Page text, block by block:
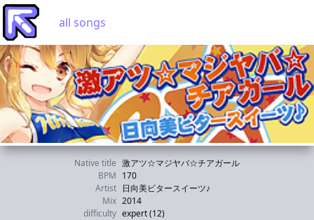
all songs
Native title 激アツ☆マジヤバ☆チアガール
BPM 170
Artist 日向美ビタースイーツ♪
Mix 2014
difficulty expert (12)